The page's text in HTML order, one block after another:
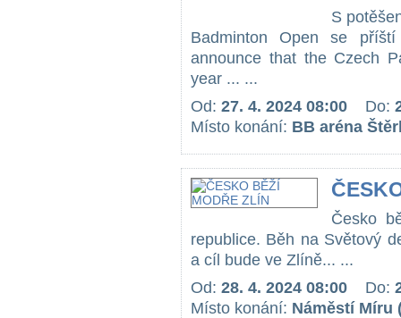
S
Badminton Open se
announce that the Czech
year ... ...
Od: 27. 4. 2024 08:00 Do:
Místo konání: BB aréna
Česko
republice. Běh na Světový
a cíl bude ve Zlíně... ...
Od: 28. 4. 2024 08:00 Do:
Místo konání: Náměstí Míru